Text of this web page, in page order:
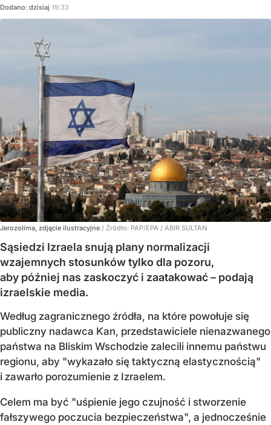
Dodano: dzisiaj 19:33
Jerozolima, zdjęcie ilustracyjne / Źródło: PAP/EPA / ABIR SULTAN
Sąsiedzi Izraela snują plany normalizacji
wzajemnych stosunków tylko dla pozoru,
aby później nas zaskoczyć i zaatakować – podają
izraelskie media.
Według zagranicznego źródła, na które powołuje się
publiczny nadawca Kan, przedstawiciele nienazwanego
państwa na Bliskim Wschodzie zalecili innemu państwu
regionu, aby "wykazało się taktyczną elastycznością"
i zawarło porozumienie z Izraelem.
Celem ma być "uśpienie jego czujność i stworzenie
fałszywego poczucia bezpieczeństwa", a jednocześnie